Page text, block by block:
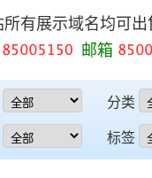
有展示域名均可
邮箱
分类
标签